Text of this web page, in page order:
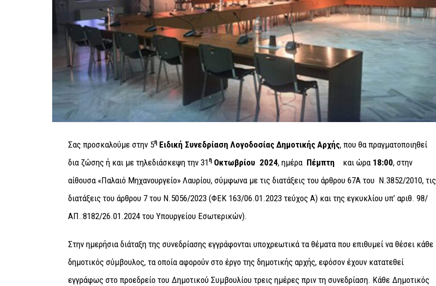
Σας προσκαλούμε στην 5ηΕιδική Συνεδρίαση Λογοδοσίας Δημοτικής Αρχής, που θα πραγματοποιηθεί
δια ζώσης ή και με τηλεδιάσκεψη την 31 ηΟκτωβρίου 2024, ημέραΠέμπτη και ώρα 18:00, στην
αίθουσα «Παλαιό Μηχανουργείο» Λαυρίου, σύμφωνα με τις διατάξεις του άρθρου 67A του Ν.3852/2010, τις
διατάξεις του άρθρου 7 του Ν.5056/2023 (ΦΕΚ 163/06.01.2023 τεύχος Α) και της εγκυκλίου υπ’ αριθ. 98/
ΑΠ.:8182/26.01.2024 του Υπουργείου Εσωτερικών).
Στην ημερήσια διάταξη της συνεδρίασης εγγράφονται υποχρεωτικά τα θέματα που επιθυμεί να θέσει κάθε
δημοτικός σύμβουλος, τα οποία αφορούν στο έργο της δημοτικής αρχής, εφόσον έχουν κατατεθεί
εγγράφως στο προεδρείο του Δημοτικού Συμβουλίου τρεις ημέρες πριν τη συνεδρίαση. Κάθε Δημοτικός